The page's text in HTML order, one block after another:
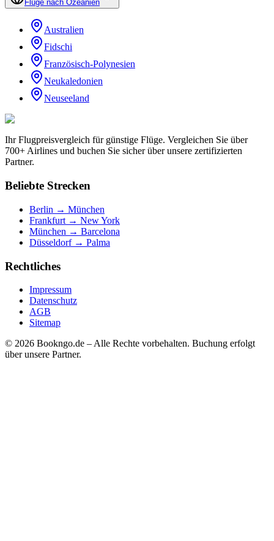
Flüge nach Ozeanien
Australien
Fidschi
Französisch-Polynesien
Neukaledonien
Neuseeland
Ihr Flugpreisvergleich für günstige Flüge. Vergleichen Sie über
700+ Airlines und buchen Sie sicher über unsere zertifizierten
Partner.
Beliebte Strecken
Berlin → München
Frankfurt → New York
München → Barcelona
Düsseldorf → Palma
Rechtliches
Impressum
Datenschutz
AGB
Sitemap
© 2026 Bookngo.de – Alle Rechte vorbehalten. Buchung erfolgt
über unsere Partner.